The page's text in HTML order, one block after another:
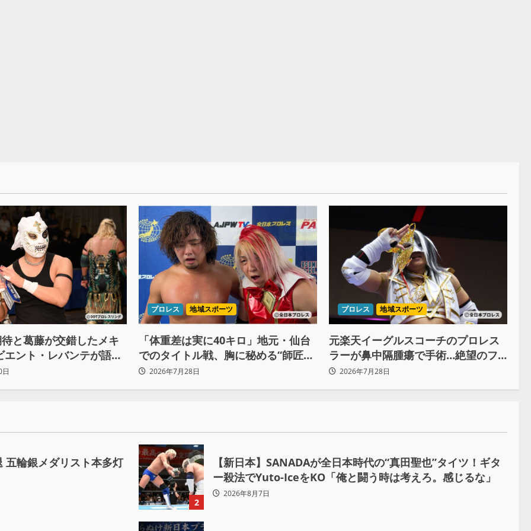
と葛藤が交錯したメキ
エント・レバンテが語る
苦悩「くすぶっている
プロレス 地域スポーツ
「体重差は実に40キロ」地元・仙台
でのタイトル戦、胸に秘める“師匠の
ベルト”への想いと同期決戦への決意
2026年7月28日
プロレス 地域スポーツ
元楽天イーグルスコーチのプロレス
ラーが鼻中隔腫瘍で手術…絶望のフ
チで救われたリーダーの言葉
2026年7月28日
五輪銀メダリスト本多灯
2
【新日本】SANADAが全日本時代の“真田聖也”タイツ！ギタ
ー殺法でYuto-IceをKO「俺と闘う時は考えろ。感じるな」
2026年8月7日